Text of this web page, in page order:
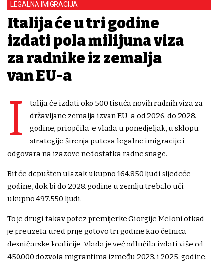
LEGALNA IMIGRACIJA
Italija će u tri godine
izdati pola milijuna viza
za radnike iz zemalja
van EU-a
I
talija će izdati oko 500 tisuća novih radnih viza za
državljane zemalja izvan EU-a od 2026. do 2028.
godine, priopćila je vlada u ponedjeljak, u sklopu
strategije širenja puteva legalne imigracije i
odgovara na izazove nedostatka radne snage.
Bit će dopušten ulazak ukupno 164.850 ljudi sljedeće
godine, dok bi do 2028. godine u zemlju trebalo ući
ukupno 497.550 ljudi.
To je drugi takav potez premijerke Giorgije Meloni otkad
je preuzela ured prije gotovo tri godine kao čelnica
desničarske koalicije. Vlada je već odlučila izdati više od
450.000 dozvola migrantima između 2023. i 2025. godine.